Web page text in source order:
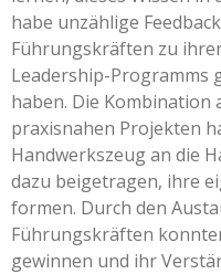
habe unzählige
Führungskräften zu
Leadership-Programms
haben. Die Kombination
praxisnahen Projekten
Handwerkszeug an die
dazu beigetragen, ihre
formen. Durch den
Führungskräften
gewinnen und ihr